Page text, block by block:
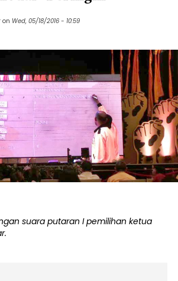
on Wed, 05/18/2016 - 10:59
suara putaran I pemilihan ketua